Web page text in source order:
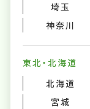
埼玉
神奈川
東北・北海道
北海道
宮城